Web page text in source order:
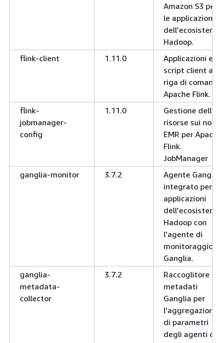
Amazon S3 per
le applicazioni
dell'ecosistema
Hadoop.
flink-client
1.11.0
Applicazioni e
script client a
riga di comando
Apache Flink.
flink-
jobmanager-
config
1.11.0
Gestione delle
risorse sui nodi
EMR per Apache
Flink.
JobManager
ganglia-monitor
3.7.2
Agente Ganglia
integrato per le
applicazioni
dell'ecosistema
Hadoop con
l'agente di
monitoraggio
Ganglia.
ganglia-
metadata-
collector
3.7.2
Raccoglitore di
metadati
Ganglia per
l'aggregazione
di parametri
degli agenti di